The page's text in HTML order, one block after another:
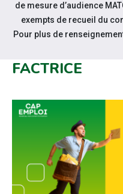
Notre actualité
LA POSTE
FACTRICE
de mesure d’audience
exempts de recueil du
Pour plus de